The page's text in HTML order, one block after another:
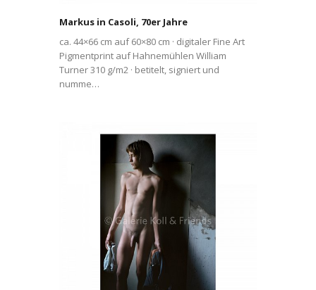
Markus in Casoli, 70er Jahre
ca. 44×66 cm auf 60×80 cm · digitaler Fine Art
Pigmentprint auf Hahnemühlen William
Turner 310 g/m2 · betitelt, signiert und
numme…